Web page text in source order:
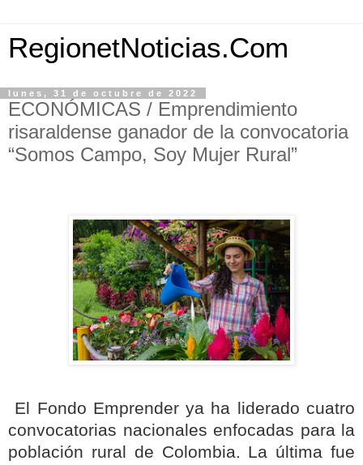
RegionetNoticias.Com
lunes, 31 de octubre de 2022
ECONÓMICAS / Emprendimiento
risaraldense ganador de la convocatoria
“Somos Campo, Soy Mujer Rural”
El Fondo Emprender ya ha liderado cuatro
convocatorias nacionales enfocadas para la
población rural de Colombia. La última fue